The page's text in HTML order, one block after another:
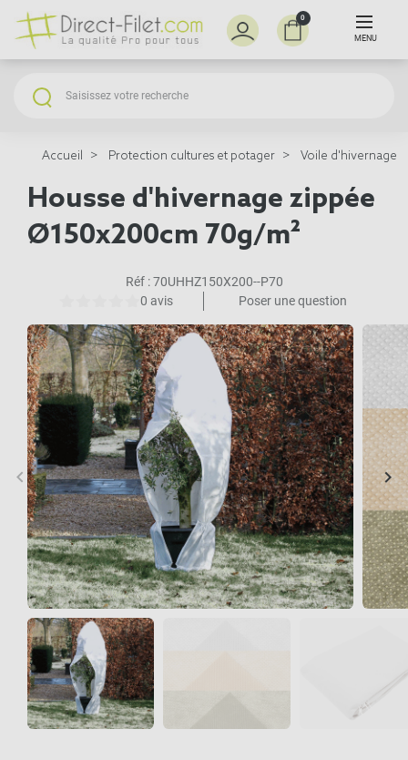
0
MENU
Accueil Protection cultures et potager Voile d'hivernage
Housse d'hivernage zippée
Ø150x200cm 70g/m²
Réf :70UHHZ150X200--P70
0 avis
Poser une question
Précédent
keyboard_arrow_left keyboard_arrow_right